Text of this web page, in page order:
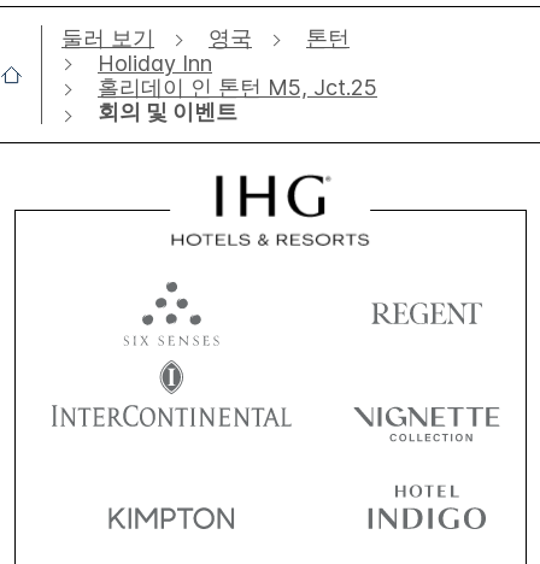
둘러 보기 영국
톤턴
Holiday Inn
홀리데이 인 톤턴 M5, Jct.25
회의 및 이벤트